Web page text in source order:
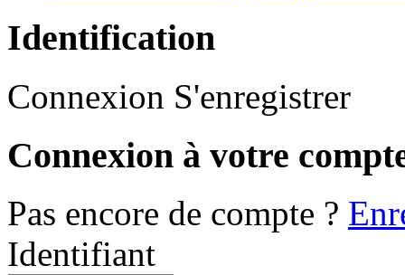
Identification
Connexion S'enregistrer
Connexion à votre
Pas encore de compte ?
Identifiant